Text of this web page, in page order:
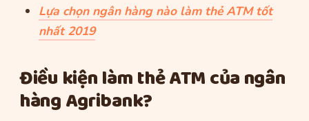
Lựa chọn ngân hàng nào làm thẻ ATM tốt
nhất 2019
Điều kiện làm thẻ ATM của ngân
hàng Agribank?